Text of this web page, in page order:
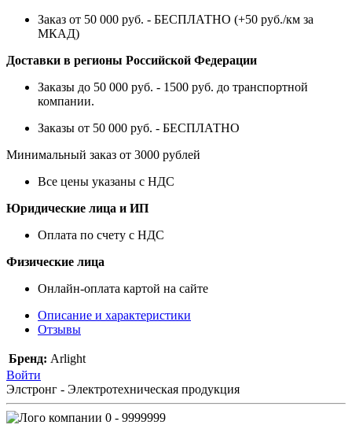
Заказ от 50 000 руб. - БЕСПЛАТНО (+50 руб./км за
МКАД)
Доставки в регионы Российской Федерации
Заказы до 50 000 руб. - 1500 руб. до транспортной
компании.
Заказы от 50 000 руб. - БЕСПЛАТНО
Минимальный заказ от 3000 рублей
Все цены указаны с НДС
Юридические лица и ИП
Оплата по счету с НДС
Физические лица
Онлайн-оплата картой на сайте
Описание и характеристики
Отзывы
Бренд: Arlight
Войти
Элстронг - Электротехническая продукция
0 - 9999999